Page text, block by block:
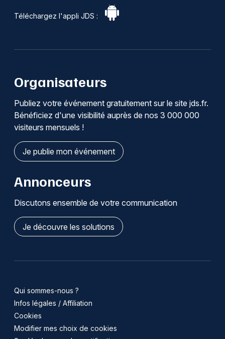
Téléchargez l'appli JDS :
Organisateurs
Publiez votre événement gratuitement sur le site jds.fr.
Bénéficiez d'une visibilité auprès de nos 3 000 000
visiteurs mensuels !
Je publie mon événement
Annonceurs
Discutons ensemble de votre communication
Je découvre les solutions
Qui sommes-nous ?
Infos légales / Affiliation
Cookies
Modifier mes choix de cookies